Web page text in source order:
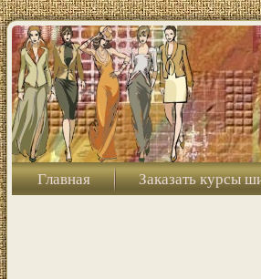
Главная Заказать курсы